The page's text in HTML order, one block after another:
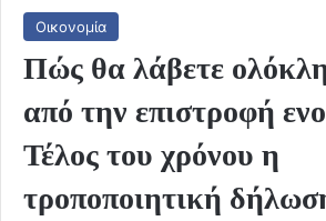
Οικονομία
Πώς θα λάβετε
από την επιστροφή
Τέλος του χρόνου η
τροποποιητική